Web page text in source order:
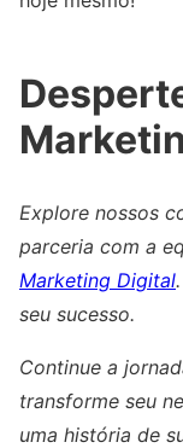
Explore nossos
parceria com a
Marketing Digital
seu sucesso.
Continue a
transforme seu
uma história de